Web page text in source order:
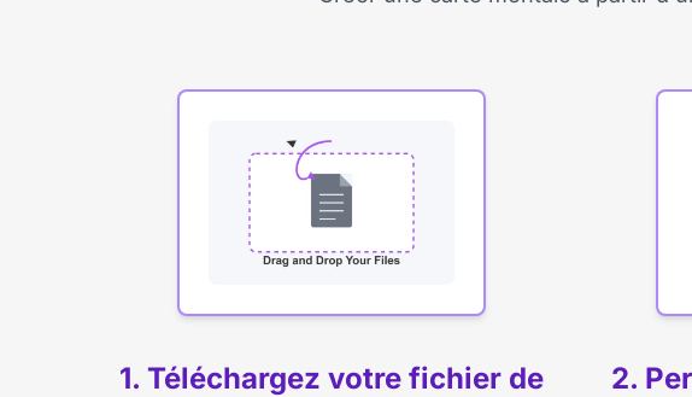
1. Téléchargez votre fichier de
2.